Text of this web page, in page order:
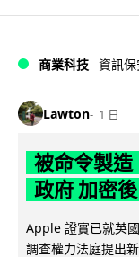
商業科技 資訊保
Lawton 1 日
被命令製
政府 加密
Apple 證實已就英
調查權力法庭提出